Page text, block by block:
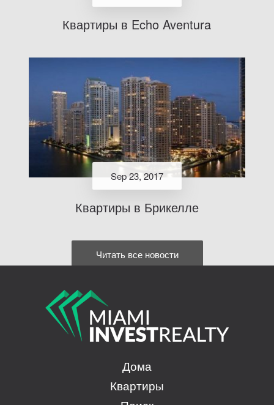
Квартиры в Echo Aventura
Sep 23, 2017
Квартиры в Брикелле
Читать все новости
Дома
Квартиры